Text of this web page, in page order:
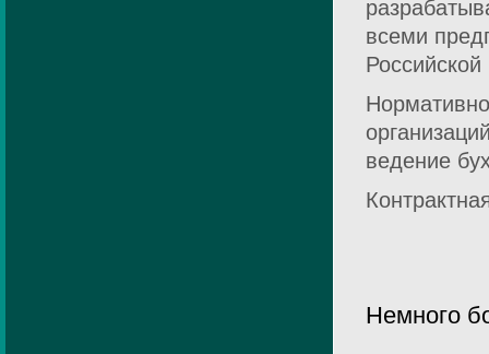
всеми
ведение
Немного